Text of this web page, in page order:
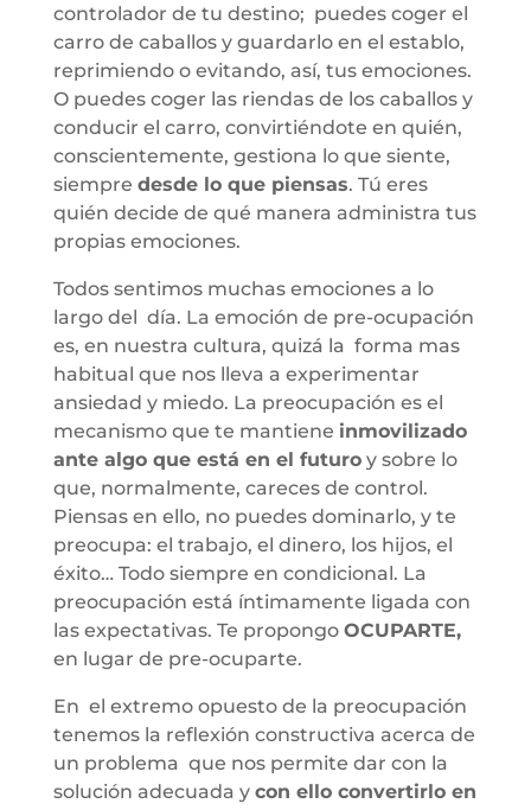
controlador de tu destino; puedes coger el
carro de caballos y guardarlo en el establo,
reprimiendo o evitando, así, tus emociones.
O puedes coger las riendas de los caballos y
conducir el carro, convirtiéndote en quién,
conscientemente, gestiona lo que siente,
siempre desde lo que piensas. Tú eres
quién decide de qué manera administra tus
propias emociones.
Todos sentimos muchas emociones a lo
largo del día. La emoción de pre-ocupación
es, en nuestra cultura, quizá la forma mas
habitual que nos lleva a experimentar
ansiedad y miedo. La preocupación es el
mecanismo que te mantiene inmovilizado
ante algo que está en el futuroy sobre lo
que, normalmente, careces de control.
Piensas en ello, no puedes dominarlo, y te
preocupa: el trabajo, el dinero, los hijos, el
éxito… Todo siempre en condicional. La
preocupación está íntimamente ligada con
las expectativas. Te propongo OCUPARTE,
en lugar de pre-ocuparte.
En el extremo opuesto de la preocupación
tenemos la reflexión constructiva acerca de
un problema que nos permite dar con la
solución adecuada y con ello convertirlo en